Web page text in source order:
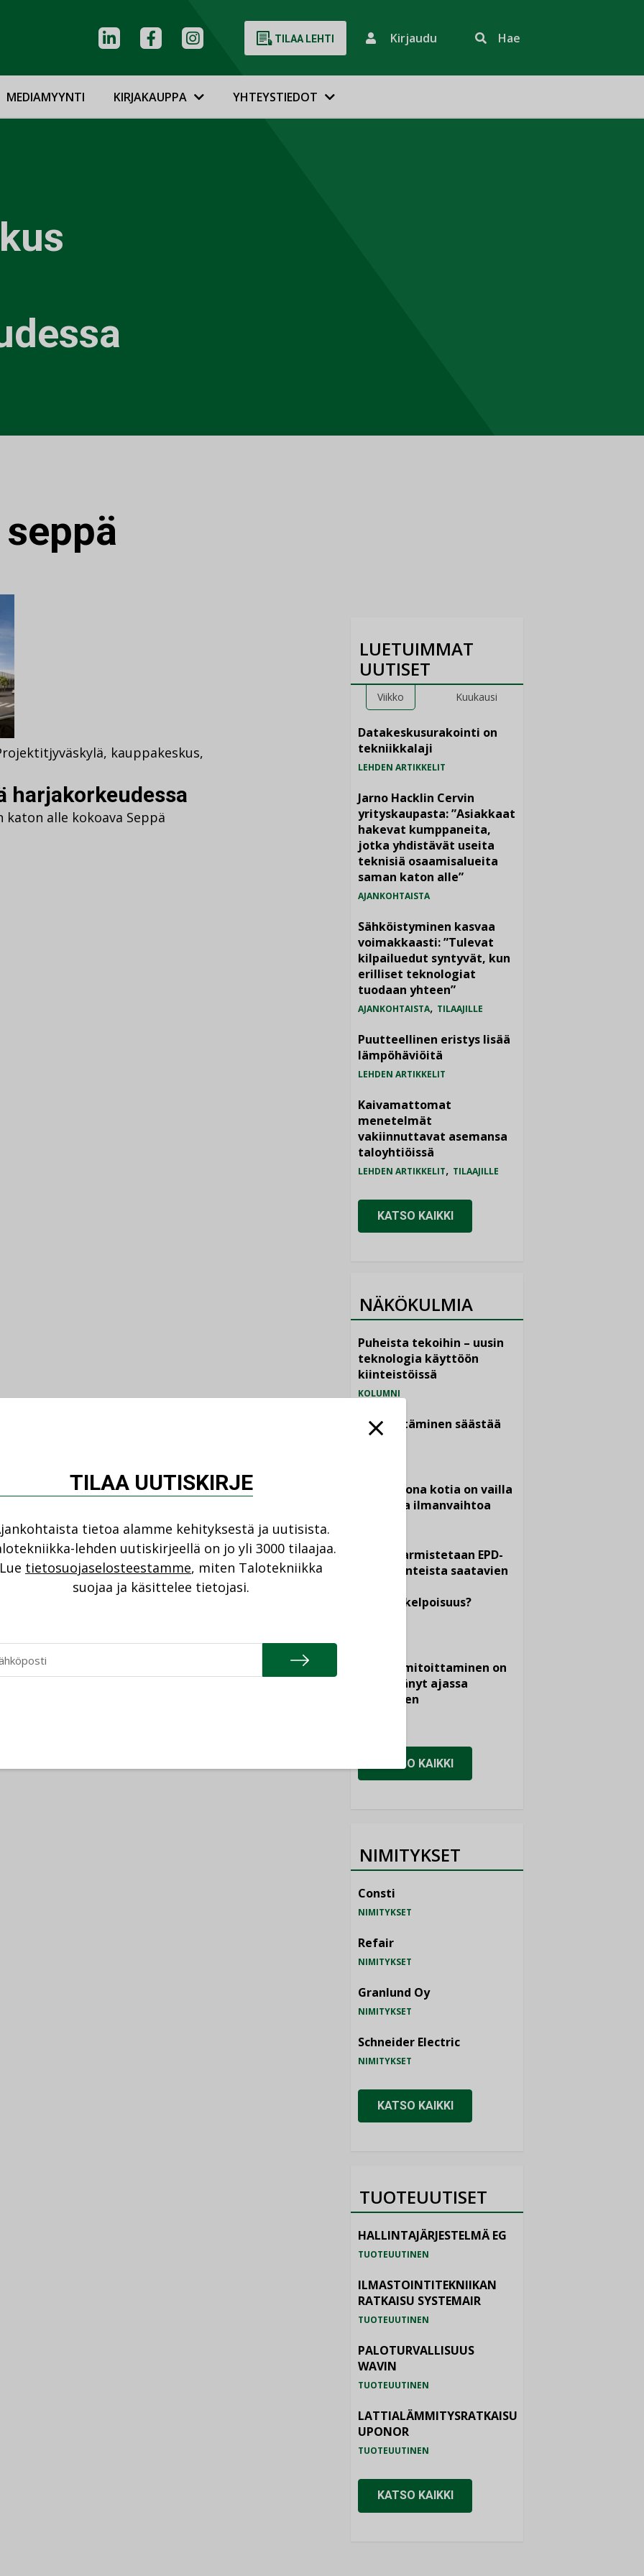
TILAA LEHTI Kirjaudu Hae
MEDIAMYYNTI KIRJAKAUPPA YHTEYSTIEDOT
seppä
jyväskylä, kauppakeskus,
harjakorkeudessa
alle kokoava Seppä
LUETUIMMAT
UUTISET
Viikko Kuukausi
Datakeskusurakointi on
tekniikkalaji
LEHDEN ARTIKKELIT
Jarno Hacklin Cervin
yrityskaupasta: ”Asiakkaat
hakevat kumppaneita,
jotka yhdistävät useita
teknisiä osaamisalueita
saman katon alle”
AJANKOHTAISTA
Sähköistyminen kasvaa
voimakkaasti: ”Tulevat
kilpailuedut syntyvät, kun
erilliset teknologiat
tuodaan yhteen”
AJANKOHTAISTA, TILAAJILLE
Puutteellinen eristys lisää
lämpöhäviöitä
LEHDEN ARTIKKELIT
Kaivamattomat
menetelmät
vakiinnuttavat asemansa
taloyhtiöissä
LEHDEN ARTIKKELIT, TILAAJILLE
KATSO KAIKKI
NÄKÖKULMIA
Puheista tekoihin – uusin
teknologia käyttöön
kiinteistöissä
KOLUMNI
Sähköistäminen säästää
euroja
Yli miljoona kotia on vailla
toimivaa ilmanvaihtoa
Miten varmistetaan EPD-
dokumenteista saatavien
vertailukelpoisuus?
viemärimitoittaminen on
jämähtänyt ajassa
paikalleen
KATSO KAIKKI
NIMITYKSET
Consti
NIMITYKSET
Refair
NIMITYKSET
Granlund Oy
NIMITYKSET
Schneider Electric
NIMITYKSET
KATSO KAIKKI
TUOTEUUTISET
HALLINTAJÄRJESTELMÄ EG
TUOTEUUTINEN
ILMASTOINTITEKNIIKAN
RATKAISU SYSTEMAIR
TUOTEUUTINEN
PALOTURVALLISUUS
WAVIN
TUOTEUUTINEN
LATTIALÄMMITYSRATKAISU
UPONOR
TUOTEUUTINEN
KATSO KAIKKI
TILAA UUTISKIRJE
tietoa alamme kehityksestä ja uutisista.
lehden uutiskirjeellä on jo yli 3000 tilaajaa.
Lue tietosuojaselosteestamme, miten Talotekniikka
suojaa ja käsittelee tietojasi.